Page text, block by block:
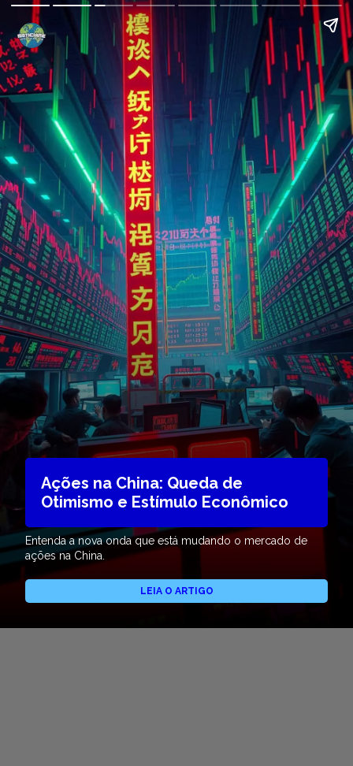
Ações na China: Queda de
Otimismo e Estímulo Econômico
Entenda a nova onda que está mudando o mercado de
ações na China.
LEIA O ARTIGO